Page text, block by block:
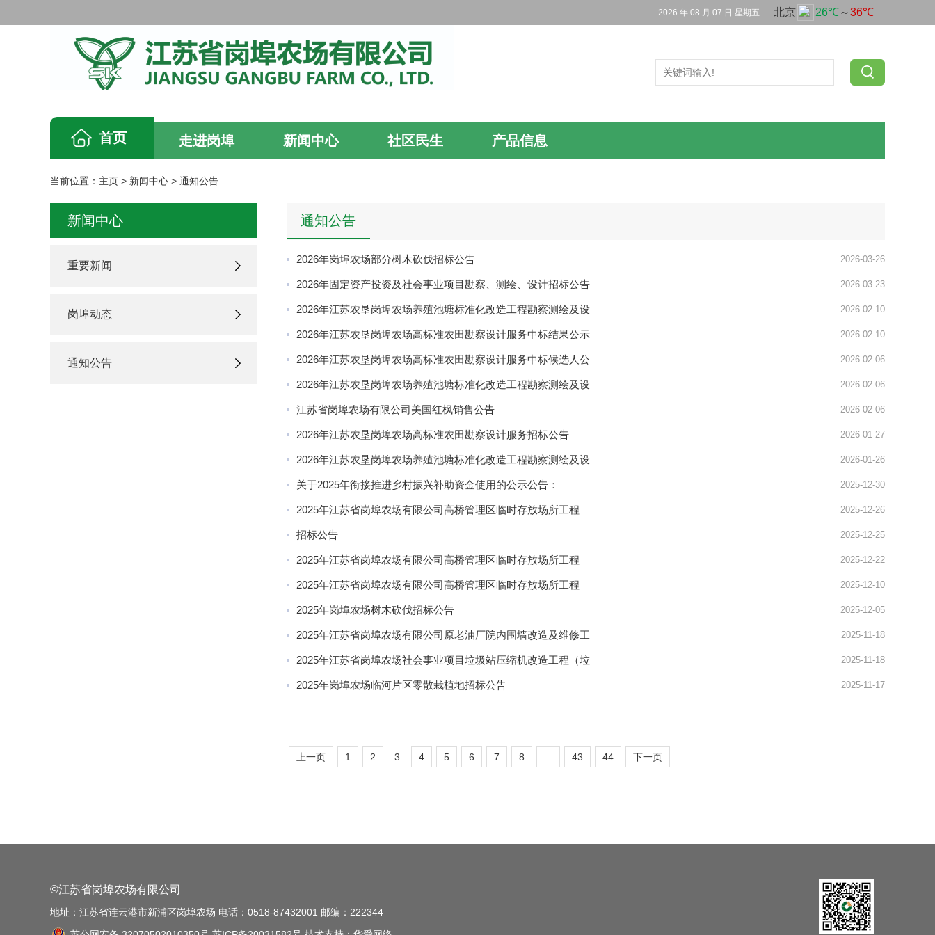
2026 年 08 月 07 日 星期五
首页 走进岗埠 新闻中心 社区民生 产品信息
当前位置： 主页 > 新闻中心 > 通知公告
新闻中心
重要新闻
岗埠动态
通知公告
通知公告
2026-03-26
2026年岗埠农场部分树木砍伐招标公告
2026-03-23
2026年固定资产投资及社会事业项目勘察、测绘、设计招标公告
2026-02-10
2026年江苏农垦岗埠农场养殖池塘标准化改造工程勘察测绘及设
2026-02-10
2026年江苏农垦岗埠农场高标准农田勘察设计服务中标结果公示
2026-02-06
2026年江苏农垦岗埠农场高标准农田勘察设计服务中标候选人公
2026-02-06
2026年江苏农垦岗埠农场养殖池塘标准化改造工程勘察测绘及设
2026-02-06
江苏省岗埠农场有限公司美国红枫销售公告‌
2026-01-27
2026年江苏农垦岗埠农场高标准农田勘察设计服务招标公告
2026-01-26
2026年江苏农垦岗埠农场养殖池塘标准化改造工程勘察测绘及设
2025-12-30
关于2025年衔接推进乡村振兴补助资金使用的公示公告：
2025-12-26
2025年江苏省岗埠农场有限公司高桥管理区临时存放场所工程
2025-12-25
招标公告
2025-12-22
2025年江苏省岗埠农场有限公司高桥管理区临时存放场所工程
2025-12-10
2025年江苏省岗埠农场有限公司高桥管理区临时存放场所工程
2025-12-05
2025年岗埠农场树木砍伐招标公告
2025-11-18
2025年江苏省岗埠农场有限公司原老油厂院内围墙改造及维修工
2025-11-18
2025年江苏省岗埠农场社会事业项目垃圾站压缩机改造工程（垃
2025-11-17
2025年岗埠农场临河片区零散栽植地招标公告
上一页 1 2 3 4 5 6 7 8 43 44 下一页
©江苏省岗埠农场有限公司
地址：江苏省连云港市新浦区岗埠农场 电话：0518-87432001 邮编：222344